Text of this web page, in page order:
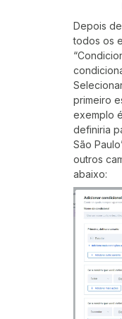
Depois
todos os
primeiro
exemplo
definiria
São
outros
abaixo: